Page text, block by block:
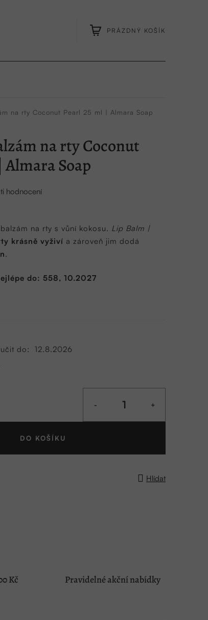
PRÁZDNÝ KOŠÍK
na rty Coconut Pearl 25 ml | Almara Soap
na rty Coconut
Almara Soap
hodnocení
na rty s vůní kokosu. Lip Balm |
krásně vyživí a zároveň jim dodá
.
do: 558, 10.2027
do:
12.8.2026
DO KOŠÍKU
Hlídat
Kč Pravidelné akční nabídky